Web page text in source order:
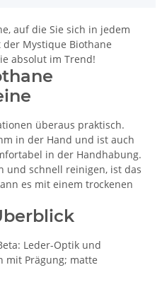
auf die Sie sich in jedem
der Mystique Biothane
absolut im Trend!
überaus praktisch.
in der Hand und ist auch
in der Handhabung.
und schnell reinigen, ist das
es mit einem trockenen
Leder-Optik und
mit Prägung; matte